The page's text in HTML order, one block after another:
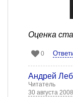
Оценка
0
Андрей
Читатель
30 августа